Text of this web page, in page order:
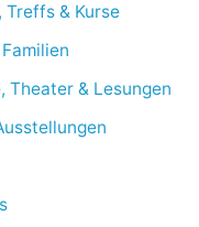
Treffs & Kurse
Theater & Lesungen